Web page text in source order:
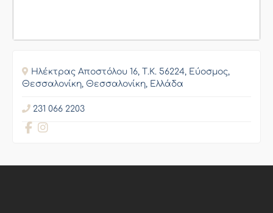
Ηλέκτρας Αποστόλου 16, Τ.Κ. 56224, Εύοσμος,
Θεσσαλονίκη, Θεσσαλονίκη, Ελλάδα
231 066 2203